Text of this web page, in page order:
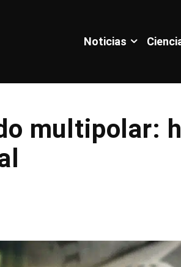
Noticias
multipolar: